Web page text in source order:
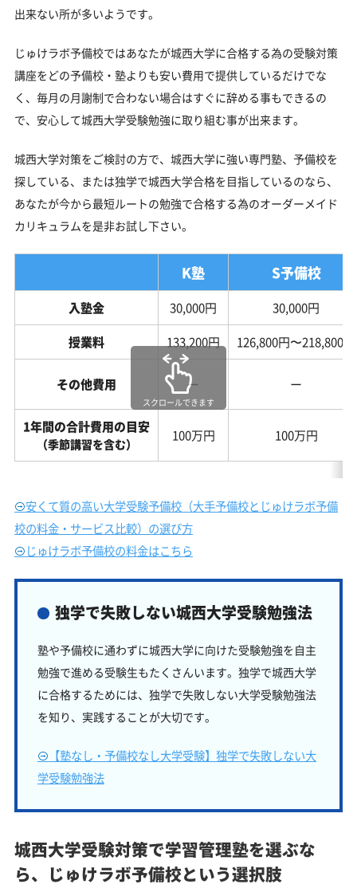
出来ない所が多いようです。
じゅけラボ予備校ではあなたが城西大学に合格する為の受験対策
講座をどの予備校・塾よりも安い費用で提供しているだけでな
く、毎月の月謝制で合わない場合はすぐに辞める事もできるの
で、安心して城西大学受験勉強に取り組む事が出来ます。
城西大学対策をご検討の方で、城西大学に強い専門塾、予備校を
探している、または独学で城西大学合格を目指しているのなら、
あなたが今から最短ルートの勉強で合格する為のオーダーメイド
カリキュラムを是非お試し下さい。
K塾 S予備校
入塾金 30,000円
30,000円
授業料
133,200円 126,800円〜218,800円
その他費用 ー ー
1年間の合計費用の目安
（季節講習を含む） 100万円 100万円
スクロールできます
安くて質の高い大学受験予備校（大手予備校とじゅけラボ予備
校の料金・サービス比較）の選び方
じゅけラボ予備校の料金はこちら
独学で失敗しない城西大学受験勉強法
塾や予備校に通わずに城西大学に向けた受験勉強を自主
勉強で進める受験生もたくさんいます。独学で城西大学
に合格するためには、独学で失敗しない大学受験勉強法
を知り、実践することが大切です。
【塾なし・予備校なし大学受験】独学で失敗しない大
学受験勉強法
城西大学受験対策で学習管理塾を選ぶな
ら、じゅけラボ予備校という選択肢